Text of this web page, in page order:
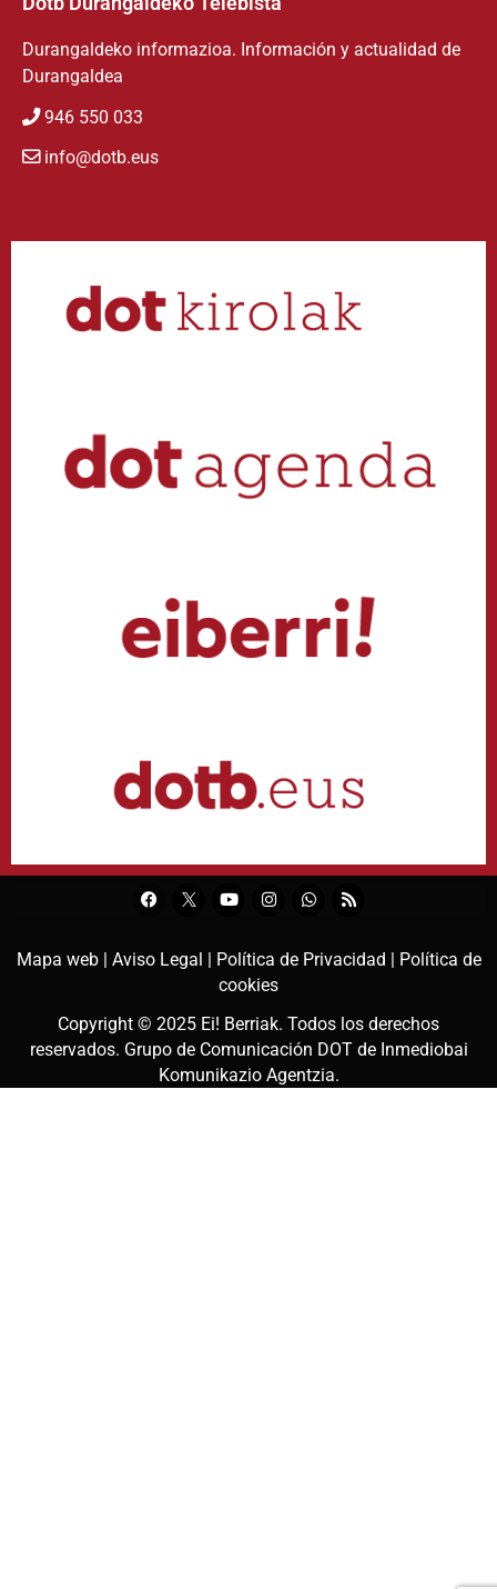
Durangaldeko informazioa. Información y actualidad de
Durangaldea
946 550 033
info@dotb.eus
Mapa web | Aviso Legal | Política de Privacidad | Política de
cookies
Copyright © 2025 Ei! Berriak. Todos los derechos
reservados. Grupo de Comunicación DOT de Inmediobai
Komunikazio Agentzia.